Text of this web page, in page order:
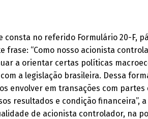
consta no referido Formulário 20-F,
frase: “Como nosso acionista
a orientar certas políticas
a legislação brasileira. Dessa
envolver em transações com
resultados e condição financeira”,
de acionista controlador, na